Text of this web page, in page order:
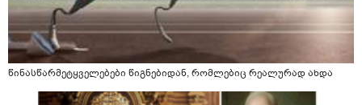
წინასწარმეტყველებები წიგნებიდან, რომლებიც რეალურად ახდა